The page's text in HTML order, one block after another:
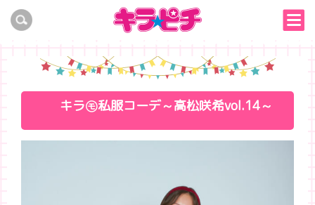
キラ㋲私服コーデ～高松咲希vol.14～